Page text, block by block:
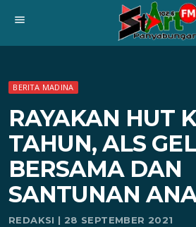
menu
BERITA MADINA
RAYAKAN HUT
TAHUN, ALS
BERSAMA DAN
SANTUNAN
REDAKSI | 28 SEPTEMBER 2021